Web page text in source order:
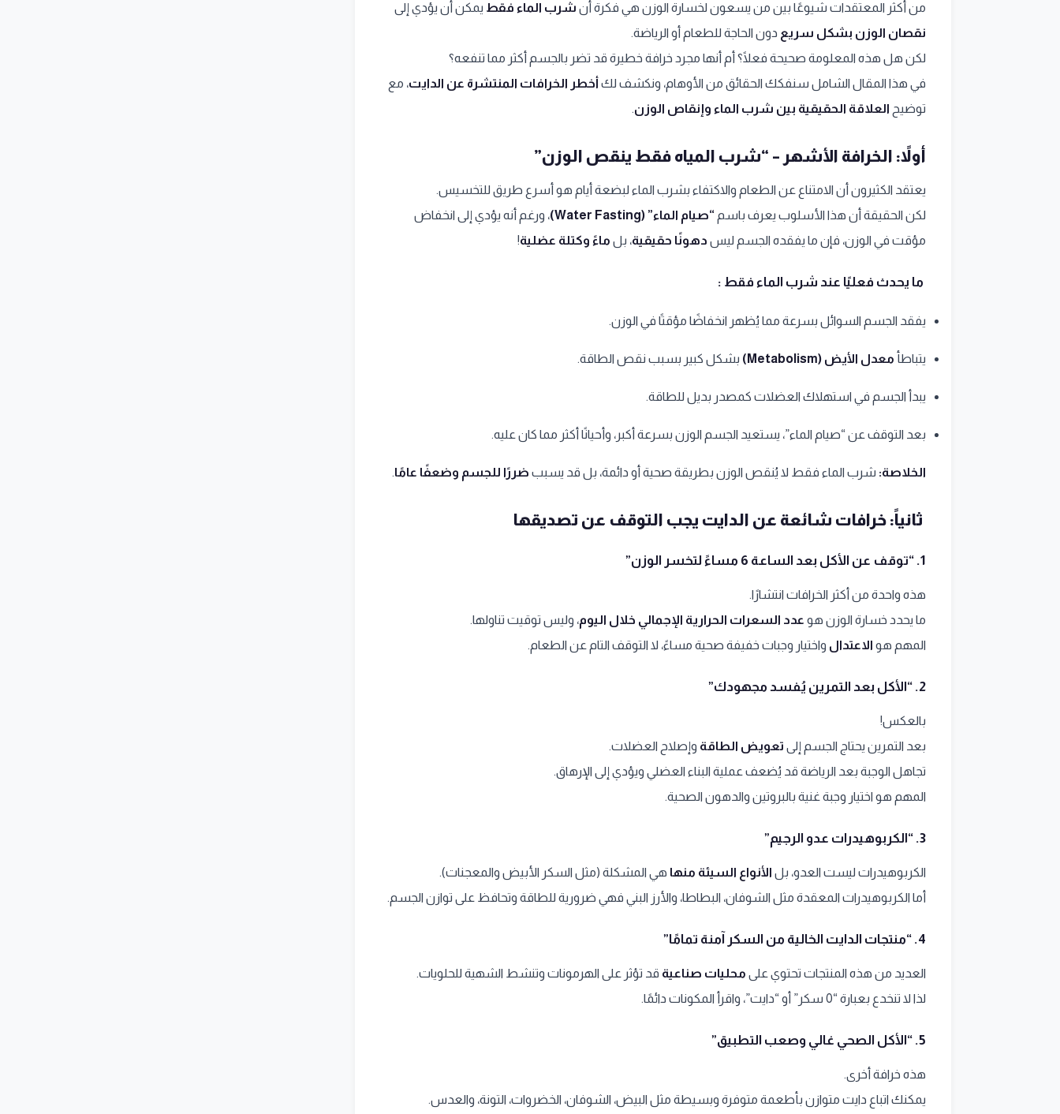
من أكثر المعتقدات شيوعًا بين من يسعون لخسارة الوزن هي فكرة أن شرب الماء فقط يمكن أن يؤدي إلى
نقصان الوزن بشكل سريع دون الحاجة للطعام أو الرياضة.
لكن هل هذه المعلومة صحيحة فعلًا؟ أم أنها مجرد خرافة خطيرة قد تضر بالجسم أكثر مما تنفعه؟
في هذا المقال الشامل سنفكك الحقائق من الأوهام، ونكشف لك أخطر الخرافات المنتشرة عن الدايت، مع
توضيح العلاقة الحقيقية بين شرب الماء وإنقاص الوزن.
أولاً: الخرافة الأشهر – “شرب المياه فقط ينقص الوزن”
يعتقد الكثيرون أن الامتناع عن الطعام والاكتفاء بشرب الماء لبضعة أيام هو أسرع طريق للتخسيس.
لكن الحقيقة أن هذا الأسلوب يعرف باسم “صيام الماء” (Water Fasting)
، ورغم أنه يؤدي إلى انخفاض
مؤقت في الوزن، فإن ما يفقده الجسم ليس دهونًا حقيقية، بل ماءً وكتلة عضلية!
ما يحدث فعليًا عند شرب الماء فقط :
يفقد الجسم السوائل بسرعة مما يُظهر انخفاضًا مؤقتًا في الوزن.
يتباطأ معدل الأيض (Metabolism) بشكل كبير بسبب نقص الطاقة.
يبدأ الجسم في استهلاك العضلات كمصدر بديل للطاقة.
بعد التوقف عن “صيام الماء”، يستعيد الجسم الوزن بسرعة أكبر، وأحيانًا أكثر مما كان عليه.
الخلاصة: شرب الماء فقط لا يُنقص الوزن بطريقة صحية أو دائمة، بل قد يسبب ضررًا للجسم وضعفًا عامًا.
ثانياً: خرافات شائعة عن الدايت يجب التوقف عن تصديقها
1. “توقف عن الأكل بعد الساعة 6 مساءً لتخسر الوزن”
هذه واحدة من أكثر الخرافات انتشارًا.
ما يحدد خسارة الوزن هو عدد السعرات الحرارية الإجمالي خلال اليوم، وليس توقيت تناولها.
المهم هو الاعتدال واختيار وجبات خفيفة صحية مساءً، لا التوقف التام عن الطعام.
2. “الأكل بعد التمرين يُفسد مجهودك”
بالعكس!
بعد التمرين يحتاج الجسم إلى تعويض الطاقة وإصلاح العضلات.
تجاهل الوجبة بعد الرياضة قد يُضعف عملية البناء العضلي ويؤدي إلى الإرهاق.
المهم هو اختيار وجبة غنية بالبروتين والدهون الصحية.
3. “الكربوهيدرات عدو الرجيم”
الكربوهيدرات ليست العدو، بل الأنواع السيئة منها هي المشكلة (مثل السكر الأبيض والمعجنات).
أما الكربوهيدرات المعقدة مثل الشوفان، البطاطا، والأرز البني فهي ضرورية للطاقة وتحافظ على توازن الجسم.
4. “منتجات الدايت الخالية من السكر آمنة تمامًا”
العديد من هذه المنتجات تحتوي على محليات صناعية قد تؤثر على الهرمونات وتنشط الشهية للحلويات.
لذا لا تنخدع بعبارة “0 سكر” أو “دايت”، واقرأ المكونات دائمًا.
5. “الأكل الصحي غالي وصعب التطبيق”
هذه خرافة أخرى.
يمكنك اتباع دايت متوازن بأطعمة متوفرة وبسيطة مثل البيض، الشوفان، الخضروات، التونة، والعدس.